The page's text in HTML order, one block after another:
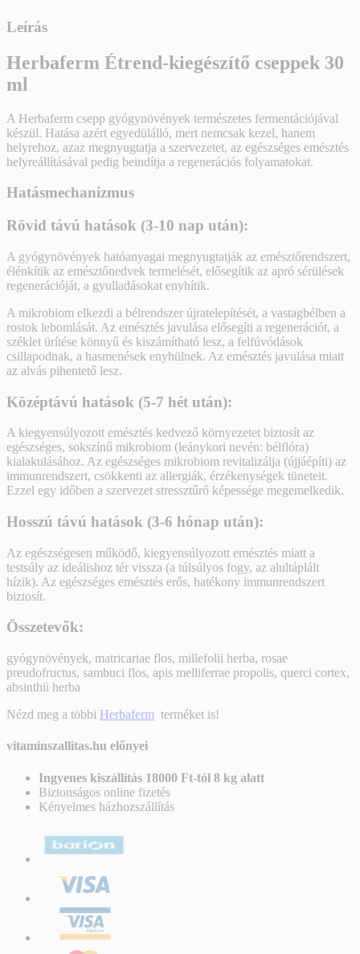
Leírás
Herbaferm Étrend-kiegészítő cseppek 30
ml
A Herbaferm csepp gyógynövények természetes fermentációjával
készül. Hatása azért egyedülálló, mert nemcsak kezel, hanem
helyrehoz, azaz megnyugtatja a szervezetet, az egészséges emésztés
helyreállításával pedig beindítja a regenerációs folyamatokat.
Hatásmechanizmus
Rövid távú hatások (3-10 nap után):
A gyógynövények hatóanyagai megnyugtatják az emésztőrendszert,
élénkítik az emésztőnedvek termelését, elősegítik az apró sérülések
regenerációját, a gyulladásokat enyhítik.
A mikrobiom elkezdi a bélrendszer újratelepítését, a vastagbélben a
rostok lebomlását. Az emésztés javulása elősegíti a regenerációt, a
széklet ürítése könnyű és kiszámítható lesz, a felfúvódások
csillapodnak, a hasmenések enyhülnek. Az emésztés javulása miatt
az alvás pihentető lesz.
Középtávú hatások (5-7 hét után):
A kiegyensúlyozott emésztés kedvező környezetet biztosít az
egészséges, sokszínű mikrobiom (leánykori nevén: bélflóra)
kialakulásához. Az egészséges mikrobiom revitalizálja (újjáépíti) az
immunrendszert, csökkenti az allergiák, érzékenységek tüneteit.
Ezzel egy időben a szervezet stressztűrő képessége megemelkedik.
Hosszú távú hatások (3-6 hónap után):
Az egészségesen működő, kiegyensúlyozott emésztés miatt a
testsúly az ideálishoz tér vissza (a túlsúlyos fogy, az alultáplált
hízik). Az egészséges emésztés erős, hatékony immunrendszert
biztosít.
Összetevők:
gyógynövények, matricariae flos, millefolii herba, rosae
preudofructus, sambuci flos, apis melliferrae propolis, querci cortex,
absinthii herba
Nézd meg a többi Herbaferm terméket is!
vitaminszallitas.hu előnyei
Ingyenes kiszállítás 18000 Ft-tól 8 kg alatt
Biztonságos online fizetés
Kényelmes házhozszállítás